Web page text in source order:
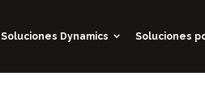
Soluciones Dynamics Soluciones